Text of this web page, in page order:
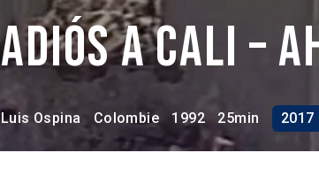
Adiós a Cali –
Luis Ospina Colombie 1992 25min 2017